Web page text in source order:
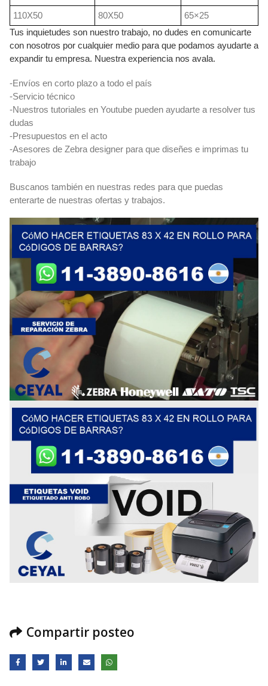
110X50
80X50
65×25
Tus inquietudes son nuestro trabajo, no dudes en comunicarte
con nosotros por cualquier medio para que podamos ayudarte a
expandir tu empresa. Nuestra experiencia nos avala.
-Envíos en corto plazo a todo el país
-Servicio técnico
-Nuestros tutoriales en Youtube pueden ayudarte a resolver tus
dudas
-Presupuestos en el acto
-Asesores de Zebra designer para que diseñes e imprimas tu
trabajo
Buscanos también en nuestras redes para que puedas
enterarte de nuestras ofertas y trabajos.
Compartir posteo